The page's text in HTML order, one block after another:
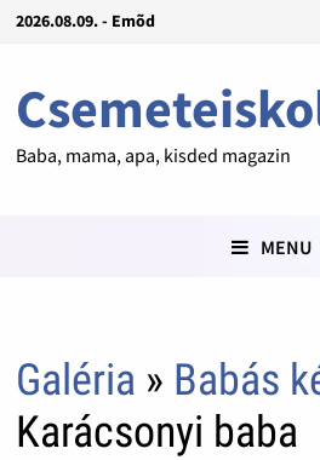
2026.08.09. - Emõd
Baba, mama, apa, kisded magazin
MENU
Galéria » Babás
Karácsonyi baba